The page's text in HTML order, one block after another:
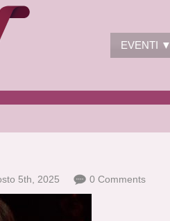
EVENTI
5th, 2025 0 Comments